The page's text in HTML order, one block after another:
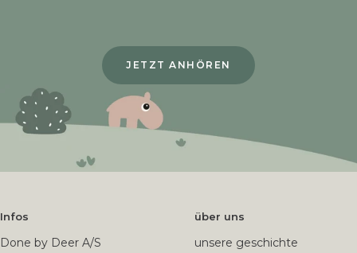
JETZT ANHÖREN
Infos
Done by Deer A/S
über uns
unsere geschichte